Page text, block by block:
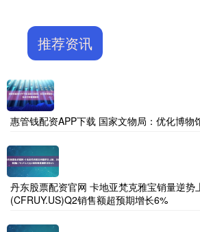
推荐资讯
惠管钱配资APP下载 国家文物局：优化博物
丹东股票配资官网 卡地亚梵克雅宝销量逆势
(CFRUY.US)Q2销售额超预期增长6%